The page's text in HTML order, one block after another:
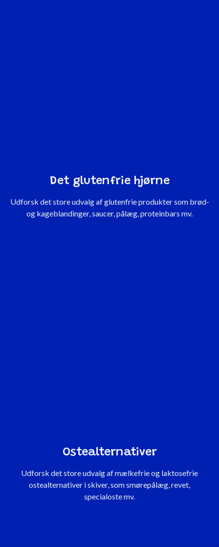
Det glutenfrie hjørne
Udforsk det store udvalg af glutenfrie produkter som brød-
og kageblandinger, saucer, pålæg, proteinbars mv.
Ostealternativer
Udforsk det store udvalg af mælkefrie og laktosefrie
ostealternativer i skiver, som smørepålæg, revet,
specialoste mv.